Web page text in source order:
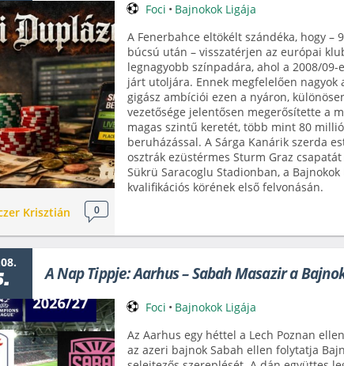
Krisztián 0
Foci • Bajnokok Ligája
A Fenerbahce eltökélt szándéka, hogy –
búcsú után – visszatérjen az európai
legnagyobb színpadára, ahol a 2008/09-
járt utoljára. Ennek megfelelően nagyok
gigász ambíciói ezen a nyáron,
vezetősége jelentősen megerősítette a
magas szintű keretét, több mint 80
beruházással. A Sárga Kanárik szerda
osztrák ezüstérmes Sturm Graz
Sükrü Saracoglu Stadionban, a
kvalifikációs körének első felvonásán.
A Nap Tippje: Aarhus – Sabah Masazir a
Foci • Bajnokok Ligája
Az Aarhus egy héttel a Lech Poznan
az azeri bajnok Sabah ellen folytatja